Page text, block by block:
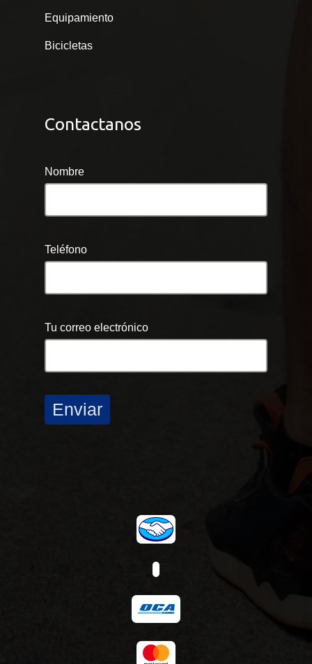
Equipamiento
Bicicletas
Contactanos
Nombre
Teléfono
Tu correo electrónico